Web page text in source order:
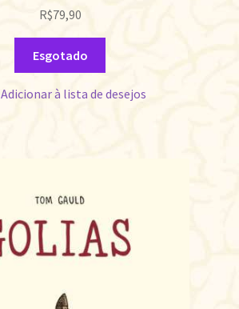
R$79,90
Esgotado
Adicionar à lista de desejos